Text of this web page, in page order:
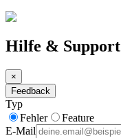
Hilfe & Support
×
Feedback
Typ
Fehler
Feature
E-Mail